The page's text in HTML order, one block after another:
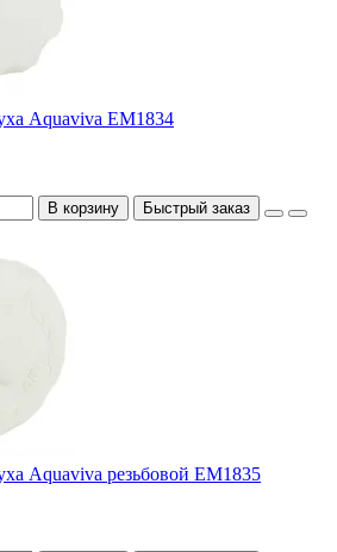
Aquaviva EM1834
В корзину Быстрый заказ
Aquaviva резьбовой EM1835